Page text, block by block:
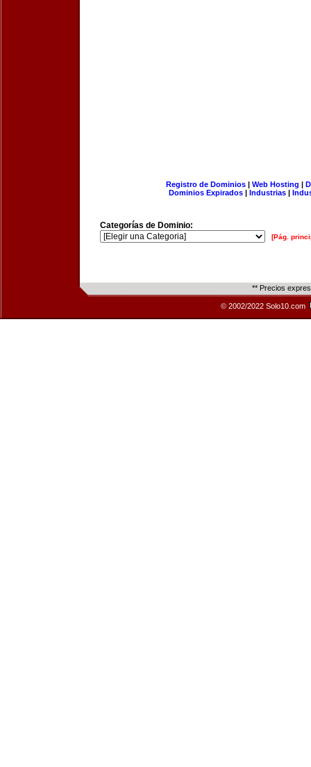
Registro de Dominios| Web Hosting |
Dominios Expirados | Industrias |
Categorías de Dominio:
[Pág.
** Precios
© 2002/2022 Solo10.com